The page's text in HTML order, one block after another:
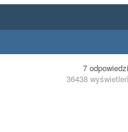
7 odpowiedzi
36438 wyświetleń